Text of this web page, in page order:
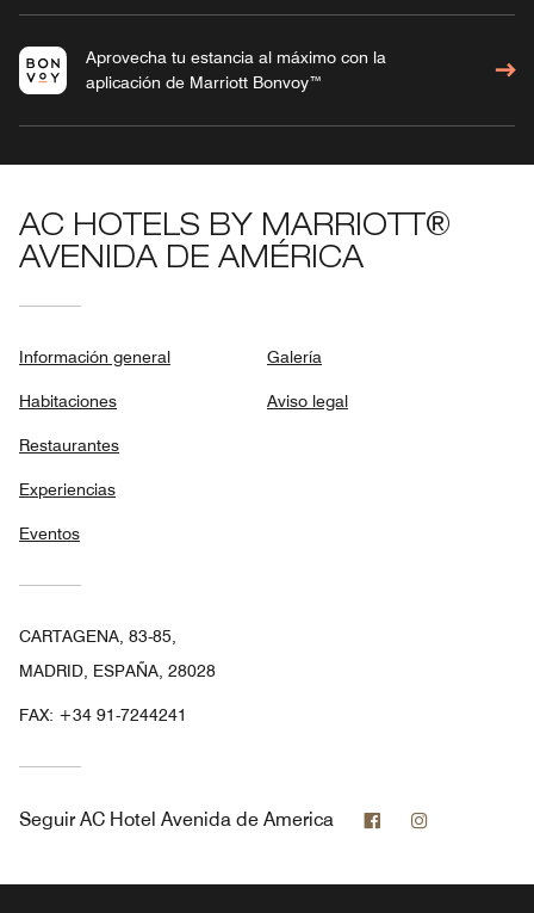
Aprovecha tu estancia al máximo con la
aplicación de Marriott Bonvoy™
AC HOTELS BY MARRIOTT®
AVENIDA DE AMÉRICA
Información general
Habitaciones
Restaurantes
Experiencias
Eventos
Galería
Aviso legal
CARTAGENA, 83-85,
MADRID, ESPAÑA, 28028
FAX: +34 91-7244241
Seguir AC Hotel Avenida de America Facebook